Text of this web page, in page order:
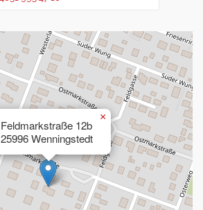
Feldmarkstraße 12b
25996 Wenningstedt
×